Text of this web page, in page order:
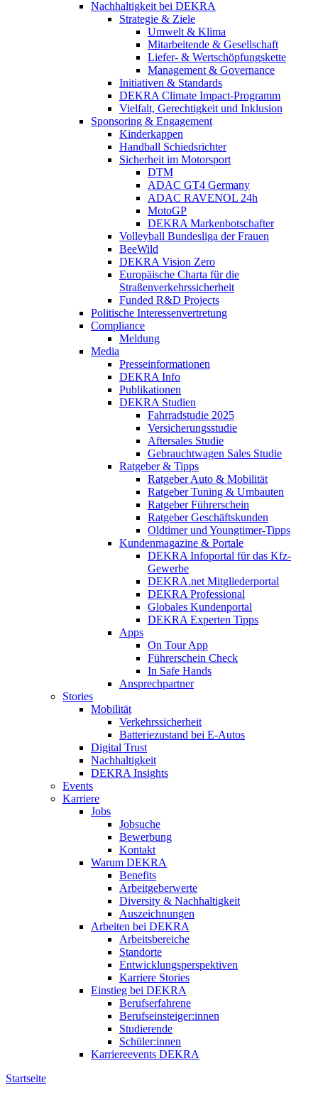
Nachhaltigkeit bei DEKRA
Strategie & Ziele
Umwelt & Klima
Mitarbeitende & Gesellschaft
Liefer- & Wertschöpfungskette
Management & Governance
Initiativen & Standards
DEKRA Climate Impact-Programm
Vielfalt, Gerechtigkeit und Inklusion​
Sponsoring & Engagement
Kinderkappen
Handball Schiedsrichter
Sicherheit im Motorsport
DTM
ADAC GT4 Germany
ADAC RAVENOL 24h
MotoGP
DEKRA Markenbotschafter
Volleyball Bundesliga der Frauen
BeeWild
DEKRA Vision Zero
Europäische Charta für die
Straßenverkehrssicherheit
Funded R&D Projects
Politische Interessenvertretung
Compliance
Meldung
Media
Presseinformationen
DEKRA Info
Publikationen
DEKRA Studien
Fahrradstudie 2025
Versicherungsstudie
Aftersales Studie
Gebrauchtwagen Sales Studie
Ratgeber & Tipps
Ratgeber Auto & Mobilität
Ratgeber Tuning & Umbauten
Ratgeber Führerschein
Ratgeber Geschäftskunden
Oldtimer und Youngtimer-Tipps
Kundenmagazine & Portale
DEKRA Infoportal für das Kfz-
Gewerbe
DEKRA.net Mitgliederportal
DEKRA Professional
Globales Kundenportal
DEKRA Experten Tipps
Apps
On Tour App
Führerschein Check
In Safe Hands
Ansprechpartner
Stories
Mobilität
Verkehrssicherheit
Batteriezustand bei E-Autos
Digital Trust
Nachhaltigkeit
DEKRA Insights
Events
Karriere
Jobs
Jobsuche
Bewerbung
Kontakt
Warum DEKRA
Benefits
Arbeitgeberwerte
Diversity & Nachhaltigkeit
Auszeichnungen
Arbeiten bei DEKRA
Arbeitsbereiche
Standorte
Entwicklungsperspektiven
Karriere Stories
Einstieg bei DEKRA
Berufserfahrene
Berufseinsteiger:innen
Studierende
Schüler:innen
Karriereevents DEKRA
Startseite